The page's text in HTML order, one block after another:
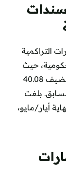
التراكمية
حيث
ارتفعت بنسبة 6.43% على أساس سنوي، لتضيف 40.08
بلغت
مليار ريال بنهاية أيار/مايو،